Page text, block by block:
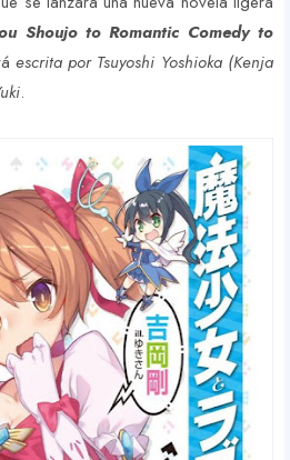
Shoujo to Romantic Comedy to
escrita por Tsuyoshi Yoshioka (Kenja
.